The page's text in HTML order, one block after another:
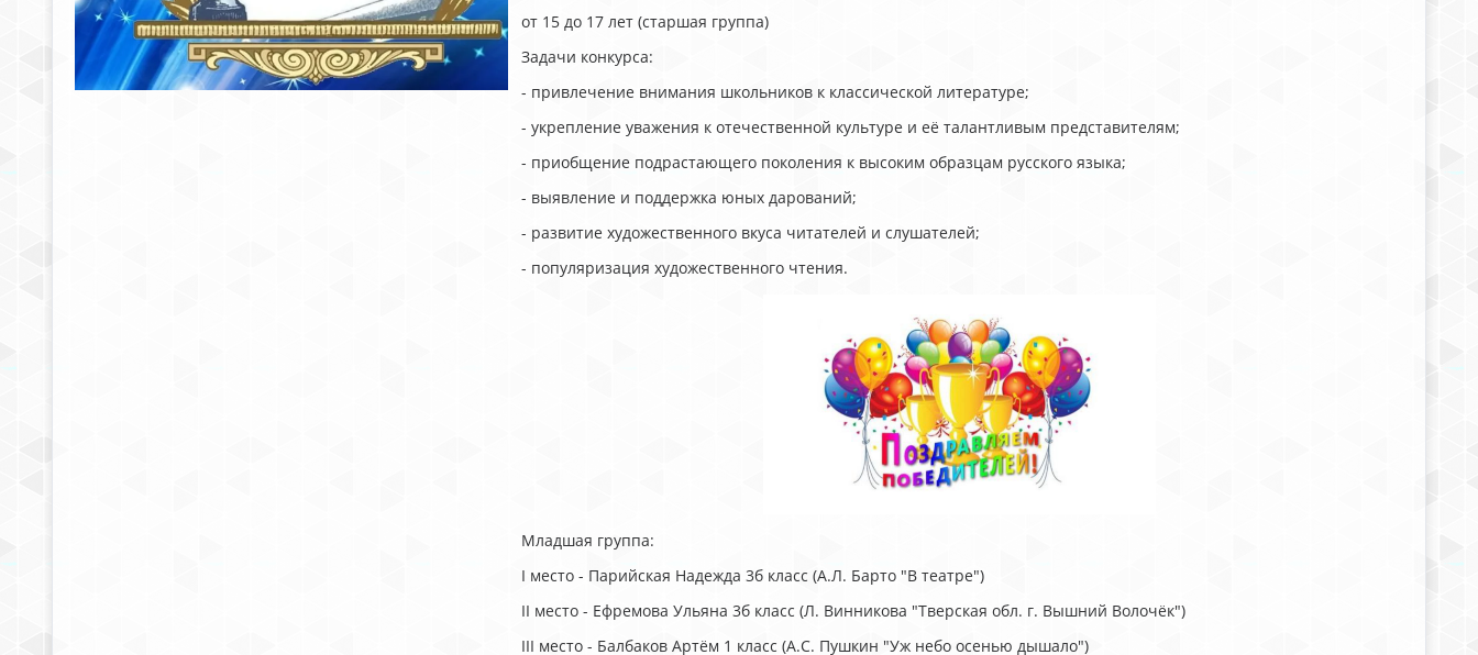
от 15 до 17 лет (старшая группа)
Задачи конкурса:
- привлечение внимания школьников к классической литературе;
- укрепление уважения к отечественной культуре и её талантливым представителям;
- приобщение подрастающего поколения к высоким образцам русского языка;
- выявление и поддержка юных дарований;
- развитие художественного вкуса читателей и слушателей;
- популяризация художественного чтения.
Младшая группа:
I место - Парийская Надежда 3б класс (А.Л. Барто "В театре")
II место - Ефремова Ульяна 3б класс (Л. Винникова "Тверская обл. г. Вышний Волочёк")
III место - Балбаков Артём 1 класс (А.С. Пушкин "Уж небо осенью дышало")